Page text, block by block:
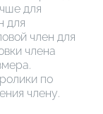
для
для
член для
члена
по
члену.